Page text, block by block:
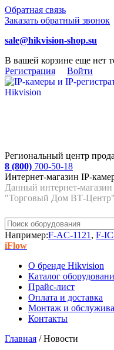
Обратная связь
Заказать обратный звонок
sale@hikvision-shop.su
В вашей корзине еще нет
Регистрация
Войти
Региональный центр
8 (800) 700-50-18
Интернет-магазин IP-
Данный интернет-
"Торговый Дом ВТ-Центр"
Например:F-AC-1121 , F-
iFlow
О бренде Hikvision
Каталог
Прайс-лист
Оплата и доставка
Монтаж и
Контакты
Главная /Новости